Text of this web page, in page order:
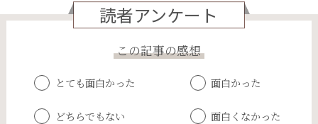
読者アンケート
この記事の感想
とても面白かった 面白かった
どちらでもない 面白くなかった